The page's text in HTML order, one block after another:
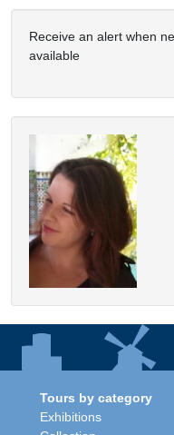
Receive an alert when
available
Tours by category
Exhibitions